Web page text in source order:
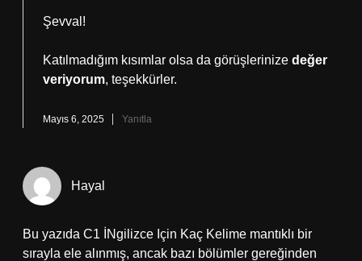
Şevval!
Katılmadığım kısımlar olsa da görüşlerinize değer
veriyorum, teşekkürler.
Mayıs 6, 2025 Yanıtla
Hayal
Bu yazıda C1 İNgilizce Için Kaç Kelime mantıklı bir
sırayla ele alınmış, ancak bazı bölümler gereğinden